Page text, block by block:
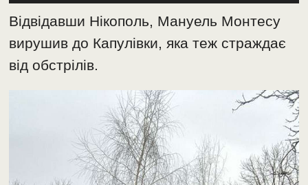
Відвідавши Нікополь, Мануель Монтесу
вирушив до Капулівки, яка теж страждає
від обстрілів.